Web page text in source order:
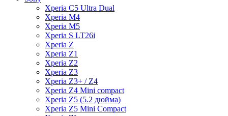
Xperia C5 Ultra Dual
Xperia M4
Xperia M5
Xperia S LT26i
Xperia Z
Xperia Z1
Xperia Z2
Xperia Z3
Xperia Z3+ / Z4
Xperia Z4 Mini compact
Xperia Z5 (5.2 дюйма)
Xperia Z5 Mini Compact